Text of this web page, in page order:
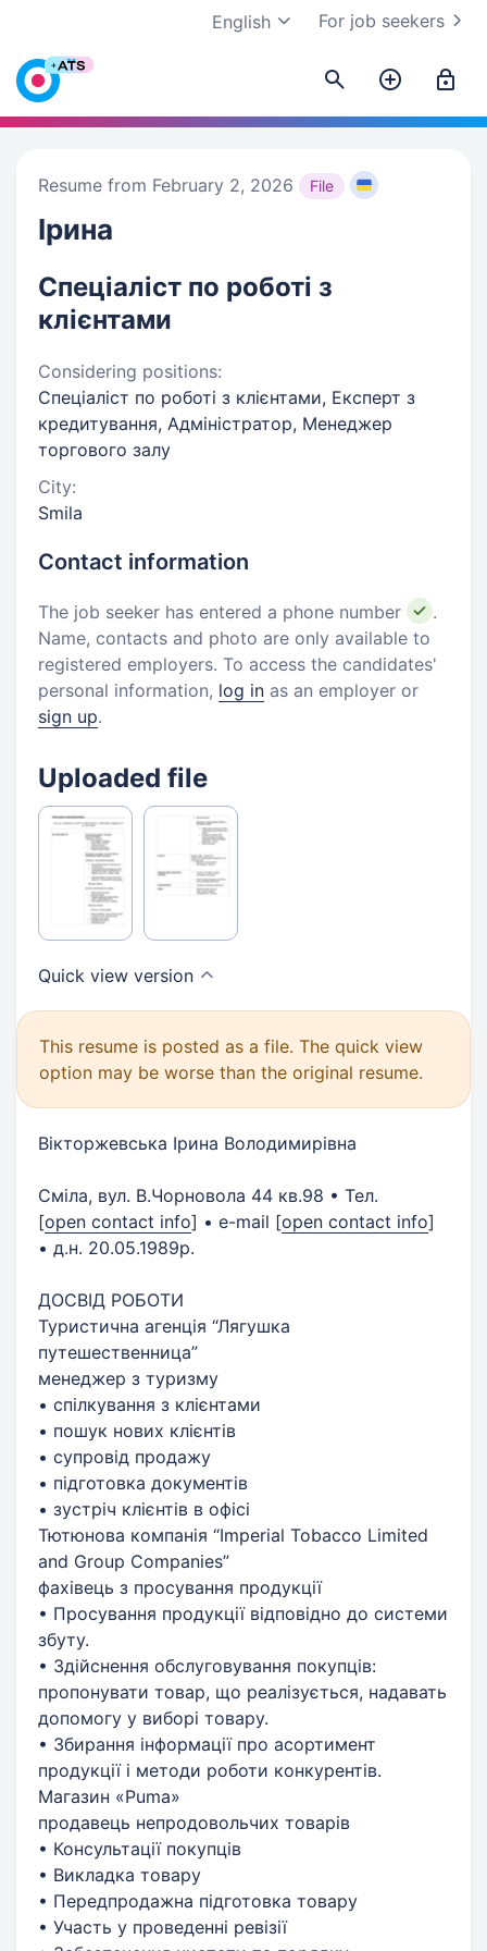
For job seekers
English
Resume from February 2, 2026 File
Ірина
Спеціаліст по роботі з
клієнтами
Considering positions:
Спеціаліст по роботі з клієнтами, Експерт з
кредитування, Адміністратор, Менеджер
торгового залу
City:
Smila
Contact information
The job seeker has entered a phone number
.
Name, contacts and photo are only available to
registered employers. To access the candidates'
personal information, log in as an employer or
sign up.
Uploaded file
Quick view version
This resume is posted as a file. The quick view
option may be worse than the original resume.
Вікторжевська Ірина Володимирівна
Сміла, вул. В.Чорновола 44 кв.98 • Тел.
[open contact info] • e-mail [open contact info]
• д.н. 20.05.1989р.
ДОСВІД РОБОТИ
Туристична агенція “Лягушка
путешественница”
менеджер з туризму
• спілкування з клієнтами
• пошук нових клієнтів
• супровід продажу
• підготовка документів
• зустріч клієнтів в офісі
Тютюнова компанія “Imperial Tobacco Limited
and Group Companies”
фахівець з просування продукції
• Просування продукції відповідно до системи
збуту.
• Здійснення обслуговування покупців:
пропонувати товар, що реалізується, надавать
допомогу у виборі товару.
• Збирання інформації про асортимент
продукції і методи роботи конкурентів.
Магазин «Puma»
продавець непродовольчих товарів
• Консультації покупців
• Викладка товару
• Передпродажна підготовка товару
• Участь у проведенні ревізії